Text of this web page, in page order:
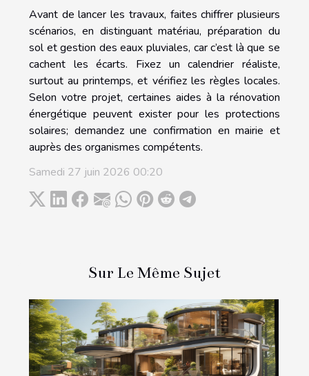
Avant de lancer les travaux, faites chiffrer plusieurs
scénarios, en distinguant matériau, préparation du
sol et gestion des eaux pluviales, car c’est là que se
cachent les écarts. Fixez un calendrier réaliste,
surtout au printemps, et vérifiez les règles locales.
Selon votre projet, certaines aides à la rénovation
énergétique peuvent exister pour les protections
solaires; demandez une confirmation en mairie et
auprès des organismes compétents.
Samedi 27 juin 2026 00:20
Sur Le Même Sujet